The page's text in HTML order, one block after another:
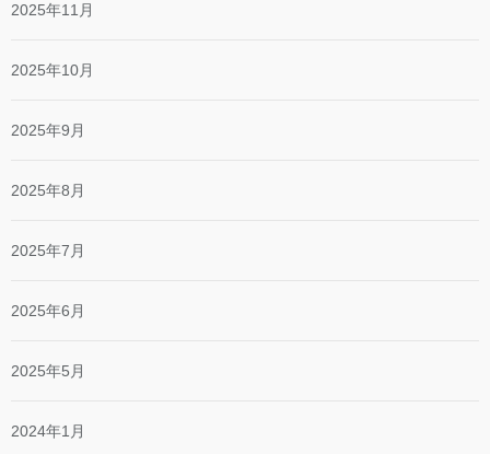
2025年11月
2025年10月
2025年9月
2025年8月
2025年7月
2025年6月
2025年5月
2024年1月